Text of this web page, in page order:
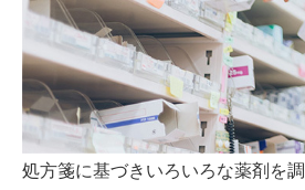
処方箋に基づきいろいろな薬剤を調